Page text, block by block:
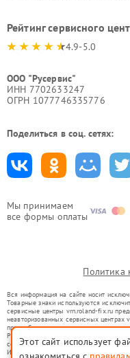
Мы принимаем
все формы оплаты
Рейтинг сервисного
4.9-5.0
ООО "Русервис"
ИНН 7702633247
ОГРН 1077746335776
Поделиться в соц. сетях:
Политика
Вся информация на сайте носит
Товарные знаки используются
сервисные центры vrn.roland-fix.ru
неавторизованных сервисных
правообладателями товарных знаков
Ремонт осуществляется для
со статьей 1487 ГК РФ.
Использование товарных знаков не
Этот сайт использует